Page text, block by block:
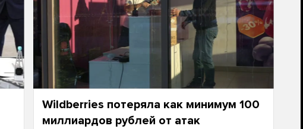
Wildberries потеряла как минимум 100
миллиардов рублей от атак